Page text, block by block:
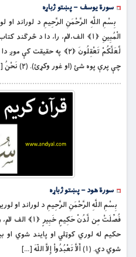
سورة یوسف – پښتو ژباړه
بِسْمِ اللَّهِ الرَّحْمَنِ الرَّحِيمِ د لوراند او
لَّعَلَّكُمْ تَعْقِلُونَ ﴿۲﴾ په
چې پرې پوه شئ (او غور وکړئ). (۲) نَحْنُ […]
سورة هود – پښتو ژباړه
بِسْمِ اللَّهِ الرَّحْمَنِ الرَّحِيمِ د لوراند او
فُصِّلَتْ مِن لَّدُنْ
حکیم له لوري کوټلي او پایند شوي او
شوي دي. (۱) أَلاَّ تَعْبُدُواْ إِلاَّ اللّهَ […]